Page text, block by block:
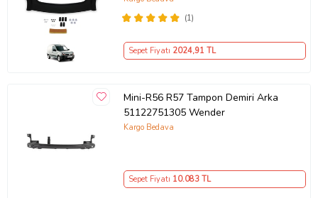
(1)
Sepet Fiyatı 2024,91 TL
Mini-R56 R57 Tampon Demiri Arka
51122751305 Wender
Kargo Bedava
Sepet Fiyatı 10.083TL